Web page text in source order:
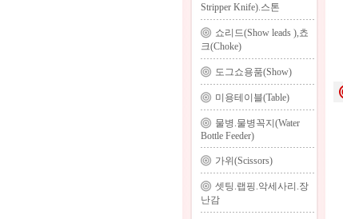
Stripper Knife).스톤
쇼리드(Show leads ),쵸
크(Choke)
도그쇼용품(Show)
미용테이블(Table)
물병.물병꼭지(Water
Bottle Feeder)
가위(Scissors)
셋팅.랩핑.악세사리.장
난감